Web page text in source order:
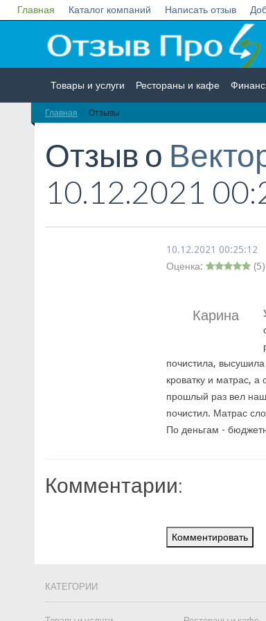
Главная Каталог компаний Написать отзыв
Товары и услуги Рестораны и кафе
Недвижимость
Главная Отзывы
Отзыв о
10.12.2021
10.12.2021 00:25:12
Оценка:
(5)
Карина
почистила,
кроватку и матрас,
прошлый раз вел
почистил. Матрас
По деньгам -
Комментарии:
Комментировать
КАТЕГОРИИ